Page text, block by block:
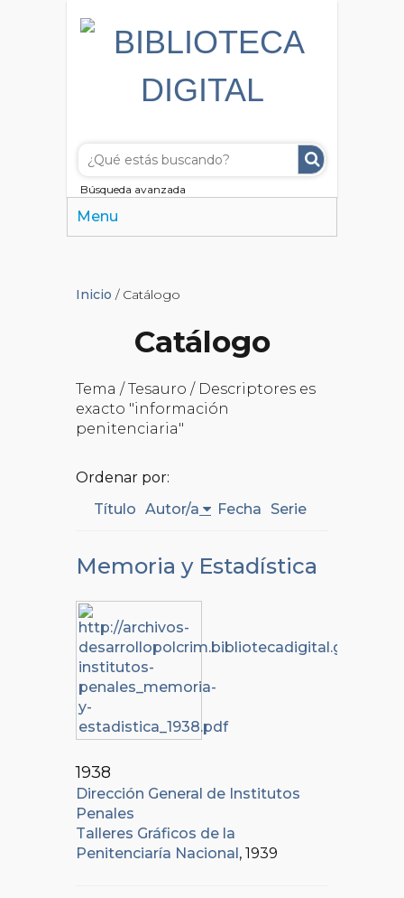
Búsqueda avanzada
Menu
Inicio / Catálogo
Catálogo
Tema / Tesauro / Descriptores es
exacto "información
penitenciaria"
Ordenar por:
Título Autor/a Fecha Serie
Memoria y Estadística
1938
Dirección General de Institutos
Penales
Talleres Gráficos de la
Penitenciaría Nacional , 1939